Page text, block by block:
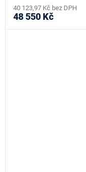
40 123,97 Kč bez DPH
48 550 Kč